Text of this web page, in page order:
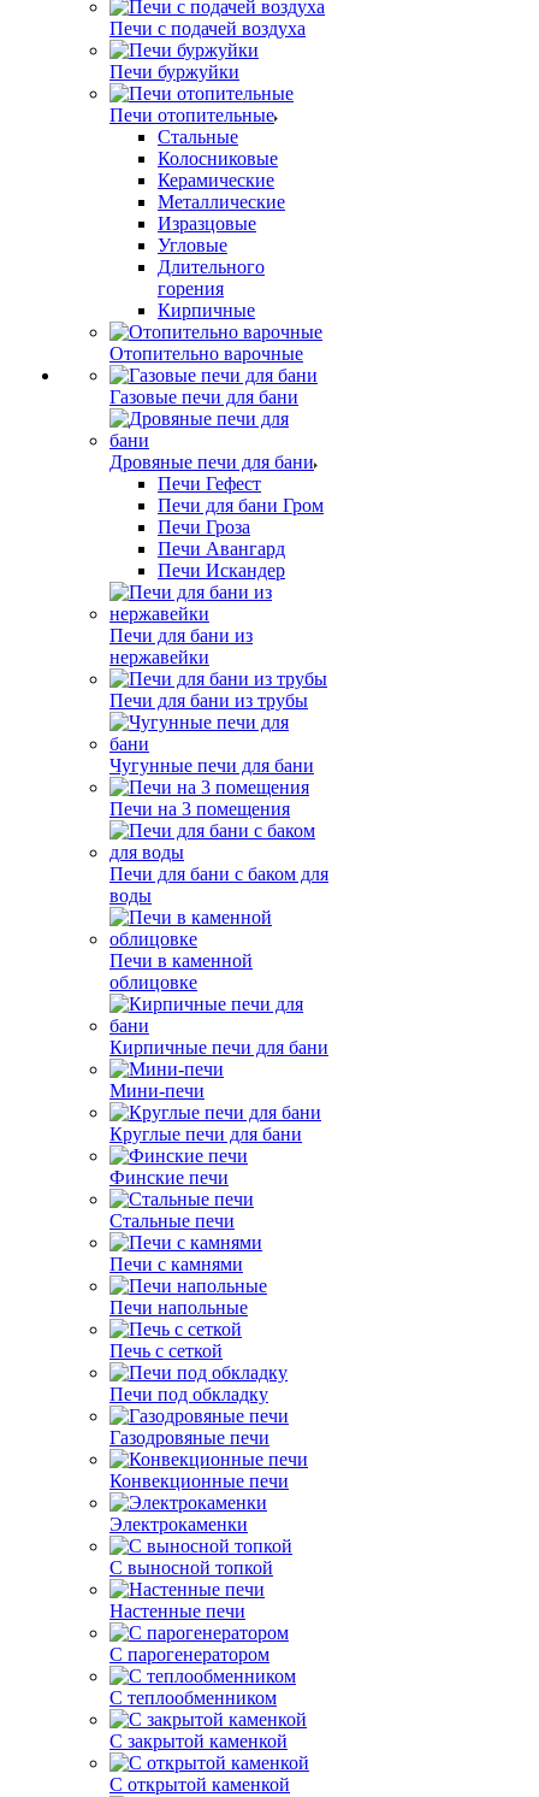
Печи с подачей воздуха
Печи буржуйки
Печи отопительные
Стальные
Колосниковые
Керамические
Металлические
Изразцовые
Угловые
Длительного
горения
Кирпичные
Отопительно варочные
Газовые печи для бани
Дровяные печи для бани
Печи Гефест
Печи для бани Гром
Печи Гроза
Печи Авангард
Печи Искандер
Печи для бани из
нержавейки
Печи для бани из трубы
Чугунные печи для бани
Печи на 3 помещения
Печи для бани с баком для
воды
Печи в каменной
облицовке
Кирпичные печи для бани
Мини-печи
Круглые печи для бани
Финские печи
Стальные печи
Печи с камнями
Печи напольные
Печь с сеткой
Печи под обкладку
Газодровяные печи
Конвекционные печи
Электрокаменки
С выносной топкой
Настенные печи
С парогенератором
С теплообменником
С закрытой каменкой
С открытой каменкой